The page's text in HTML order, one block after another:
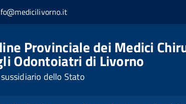
Provinciale dei Medici
Odontoiatri di Livorno
dello Stato